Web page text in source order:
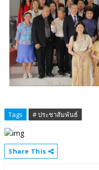
Tags # ประชาสัมพันธ์
Share This